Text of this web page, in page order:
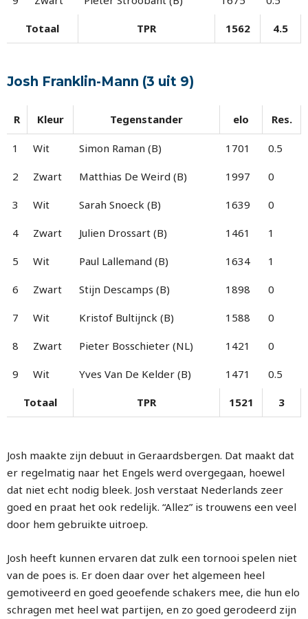
Totaal TPR 1562 4.5
Josh Franklin-Mann (3 uit 9)
R Kleur Tegenstander elo Res.
1 Wit Simon Raman (B) 1701 0.5
2 Zwart Matthias De Weird (B) 1997 0
3 Wit Sarah Snoeck (B) 1639 0
4 Zwart Julien Drossart (B) 1461 1
5 Wit Paul Lallemand (B) 1634 1
6 Zwart Stijn Descamps (B) 1898 0
7 Wit Kristof Bultijnck (B) 1588 0
8 Zwart Pieter Bosschieter (NL) 1421 0
9 Wit Yves Van De Kelder (B) 1471 0.5
Totaal TPR 1521 3
Josh maakte zijn debuut in Geraardsbergen. Dat maakt dat
er regelmatig naar het Engels werd overgegaan, hoewel
dat niet echt nodig bleek. Josh verstaat Nederlands zeer
goed en praat het ook redelijk. “Allez” is trouwens een veel
door hem gebruikte uitroep.
Josh heeft kunnen ervaren dat zulk een tornooi spelen niet
van de poes is. Er doen daar over het algemeen heel
gemotiveerd en goed geoefende schakers mee, die hun elo
schragen met heel wat partijen, en zo goed gerodeerd zijn